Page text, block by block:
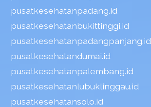
pusatkesehatanpadang.id
pusatkesehatanbukittinggi.id
pusatkesehatanpadangpanjang.id
pusatkesehatandumai.id
pusatkesehatanpalembang.id
pusatkesehatanlubuklinggau.id
pusatkesehatansolo.id